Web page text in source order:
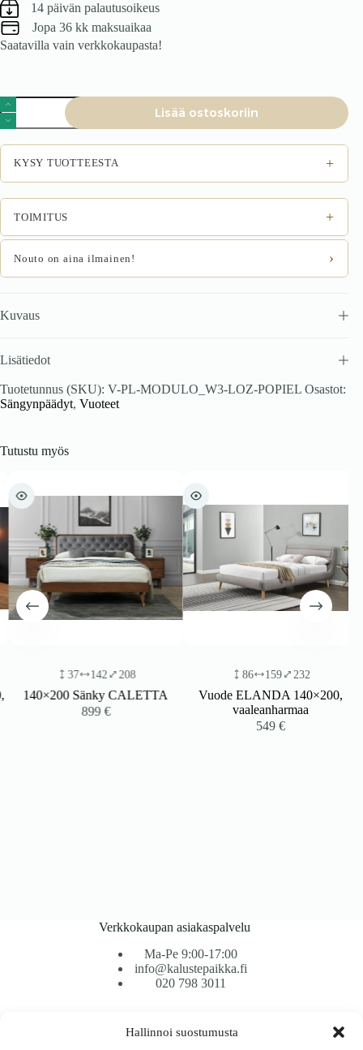
Hallinnoi suostumusta
14 päivän palautusoikeus
Jopa 36 kk maksuaikaa
Saatavilla vain verkkokaupasta!
Sängynpääty
MONTERO
W3,
harmaa
Monolith
määrä
Lisää ostoskoriin
KYSY TUOTTEESTA +
TOIMITUS +
Nouto on aina ilmainen! ›
Kuvaus
Lisätiedot
Tuotetunnus (SKU): V-PL-MODULO_W3-LOZ-POPIEL Osastot:
Sängynpäädyt, Vuoteet
Tutustu myös
37 142 208
140×200 Sänky CALETTA
899€
86 159 232
Vuode ELANDA 140×200,
vaaleanharmaa
549€
Verkkokaupan asiakaspalvelu
Ma-Pe 9:00-17:00
info@kalustepaikka.fi
020 798 3011